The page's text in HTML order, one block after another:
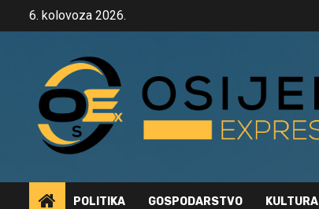
6. kolovoza 2026.
POLITIKA GOSPODARSTVO KULTURA